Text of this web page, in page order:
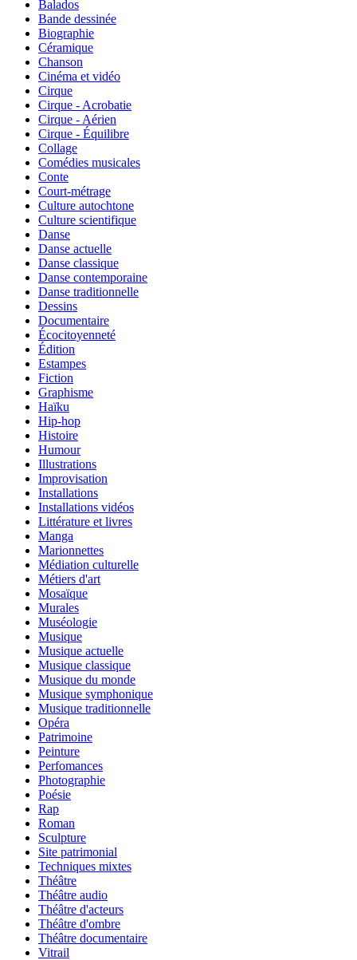
Balados
Bande dessinée
Biographie
Céramique
Chanson
Cinéma et vidéo
Cirque
Cirque - Acrobatie
Cirque - Aérien
Cirque - Équilibre
Collage
Comédies musicales
Conte
Court-métrage
Culture autochtone
Culture scientifique
Danse
Danse actuelle
Danse classique
Danse contemporaine
Danse traditionnelle
Dessins
Documentaire
Écocitoyenneté
Édition
Estampes
Fiction
Graphisme
Haïku
Hip-hop
Histoire
Humour
Illustrations
Improvisation
Installations
Installations vidéos
Littérature et livres
Manga
Marionnettes
Médiation culturelle
Métiers d'art
Mosaïque
Murales
Muséologie
Musique
Musique actuelle
Musique classique
Musique du monde
Musique symphonique
Musique traditionnelle
Opéra
Patrimoine
Peinture
Perfomances
Photographie
Poésie
Rap
Roman
Sculpture
Site patrimonial
Techniques mixtes
Théâtre
Théâtre audio
Théâtre d'acteurs
Théâtre d'ombre
Théâtre documentaire
Vitrail